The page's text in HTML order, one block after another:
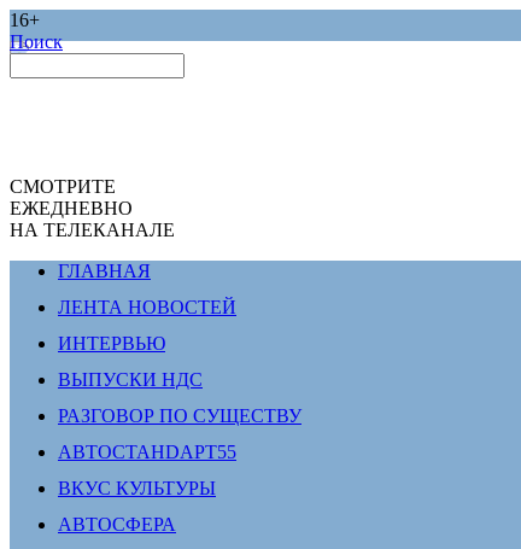
16+
Поиск
СМОТРИТЕ
ЕЖЕДНЕВНО
НА ТЕЛЕКАНАЛЕ
ГЛАВНАЯ
ЛЕНТА НОВОСТЕЙ
ИНТЕРВЬЮ
ВЫПУСКИ НДС
РАЗГОВОР ПО СУЩЕСТВУ
АВТОСТАНDАРТ55
ВКУС КУЛЬТУРЫ
АВТОСФЕРА